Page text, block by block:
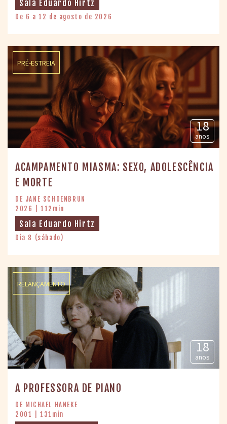
Sala Eduardo Hirtz
De 6 a 12 de agosto de 2026
PRÉ-ESTREIA
18
anos
ACAMPAMENTO MIASMA: SEXO, ADOLESCÊNCIA
E MORTE
DE JANE SCHOENBRUN
2026 | 112min
Sala Eduardo Hirtz
Dia 8 (sábado)
RELANÇAMENTO
18
anos
A PROFESSORA DE PIANO
DE MICHAEL HANEKE
2001 | 131min